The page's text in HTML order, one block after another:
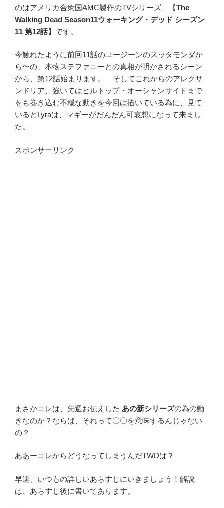
のはアメリカ合衆国AMC製作のTVシリーズ、【The
Walking Dead Season11ウォーキング・デッド シーズン
11 第12話】 です。
今触れたように前回11話のユージーンのスッタモンダか
ら〜の、本物ステファニーとの真相が明かされるシーン
から、第12話始まります。 そしてこれからのアレクサ
ンドリア、強いてはヒルトップ・オーシャンサイドまで
をも巻き込む不穏な動きを今回は描いている為に、見て
いるとLyraは、マギーがだんだん可哀想になって来まし
た。
スポンサーリンク
まさかコレは、先週お伝えした あの新シリーズの為の動
きなのか？ならば、それって〇〇を意味するんじゃない
の？
ああーコレからどうなってしまうんだTWDは？
早速、いつもの詳しいあらすじにいきましょう！解説
は、あらすじ後に書いてあります。